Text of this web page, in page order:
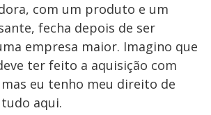
com um produto e um
fecha depois de ser
empresa maior. Imagino que
ter feito a aquisição com
eu tenho meu direito de
aqui.